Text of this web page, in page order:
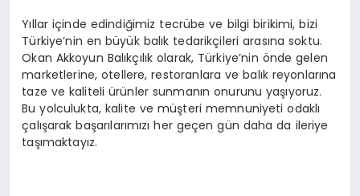
Yıllar içinde edindiğimiz tecrübe ve bilgi birikimi, bizi
Türkiye’nin en büyük balık tedarikçileri arasına soktu.
Okan Akkoyun Balıkçılık olarak, Türkiye’nin önde gelen
marketlerine, otellere, restoranlara ve balık reyonlarına
taze ve kaliteli ürünler sunmanın onurunu yaşıyoruz.
Bu yolculukta, kalite ve müşteri memnuniyeti odaklı
çalışarak başarılarımızı her geçen gün daha da ileriye
taşımaktayız.